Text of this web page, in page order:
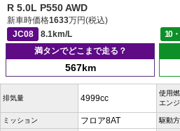
R 5.0L P550 AWD
新車時価格1633万円(税込)
JC08
8.1km/L 10
満タンでどこまで走る？
567km
排気量 4999cc
使用
エン
ミッション フロア8AT 駆動